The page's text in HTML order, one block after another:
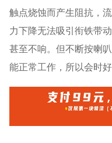
触点烧蚀而产生阻抗，
力下降无法吸引衔铁带
甚至不响。但不断按喇
能正常工作，所以会时好